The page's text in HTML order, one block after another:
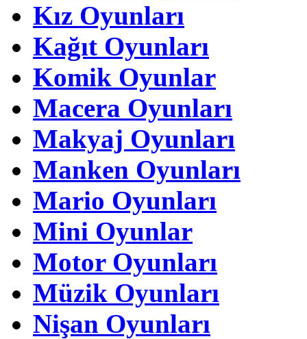
Kız Oyunları
Kağıt Oyunları
Komik Oyunlar
Macera Oyunları
Makyaj Oyunları
Manken Oyunları
Mario Oyunları
Mini Oyunlar
Motor Oyunları
Müzik Oyunları
Nişan Oyunları